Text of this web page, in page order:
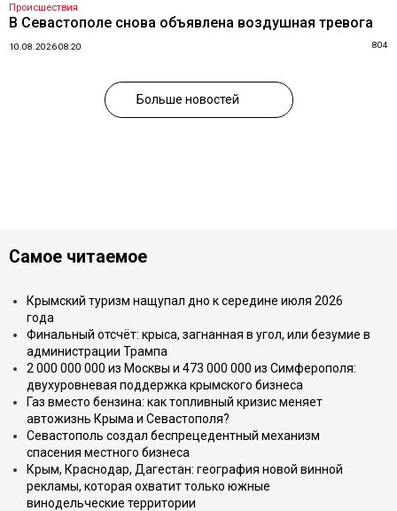
Происшествия
В Севастополе снова объявлена воздушная тревога
10.08.2026 08:20 804
Больше новостей
Самое читаемое
Крымский туризм нащупал дно к середине июля 2026
года
Финальный отсчёт: крыса, загнанная в угол, или безумие в
администрации Трампа
2 000 000 000 из Москвы и 473 000 000 из Симферополя:
двухуровневая поддержка крымского бизнеса
Газ вместо бензина: как топливный кризис меняет
автожизнь Крыма и Севастополя?
Севастополь создал беспрецедентный механизм
спасения местного бизнеса
Крым, Краснодар, Дагестан: география новой винной
рекламы, которая охватит только южные
винодельческие территории